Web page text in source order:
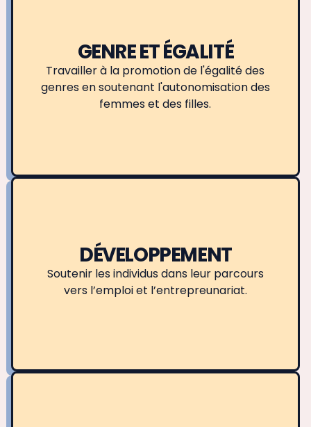
GENRE ET ÉGALITÉ
Travailler à la promotion de l'égalité des
genres en soutenant l'autonomisation des
femmes et des filles.
DÉVELOPPEMENT
Soutenir les individus dans leur parcours
vers l’emploi et l’entrepreunariat.